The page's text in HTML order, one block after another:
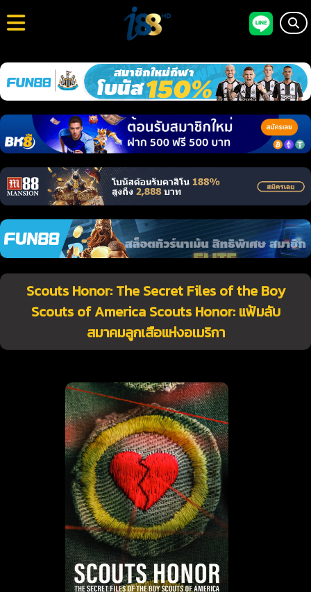
Scouts Honor: The Secret Files of the Boy
Scouts of America Scouts Honor: แฟ้มลับ
สมาคมลูกเสือแห่งอเมริกา